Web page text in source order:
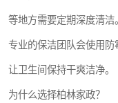
等地方需要定期深度清洁。
专业的保洁团队会使用防
让卫生间保持干爽洁净。
为什么选择柏林家政？